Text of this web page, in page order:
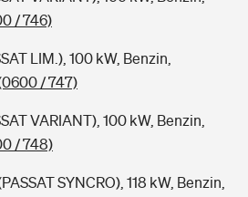
/ 746)
LIM.), 100 kW, Benzin,
/ 747)
VARIANT), 100 kW, Benzin,
/ 748)
SYNCRO), 118 kW, Benzin,